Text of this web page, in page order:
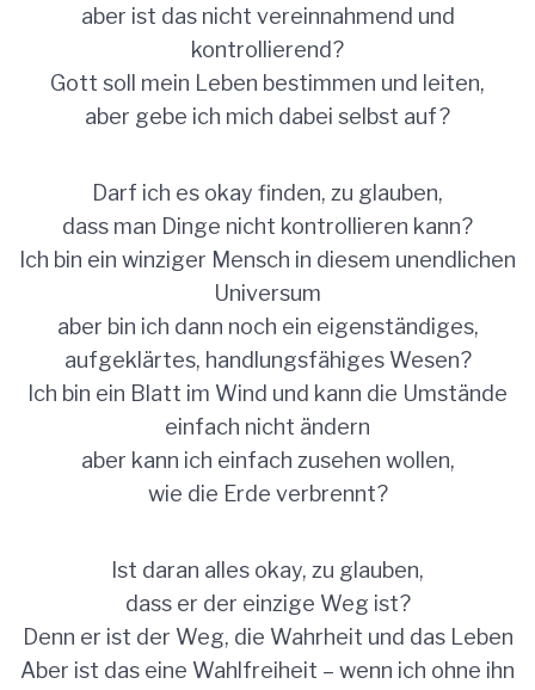
aber ist das nicht vereinnahmend und
kontrollierend?
Gott soll mein Leben bestimmen und leiten,
aber gebe ich mich dabei selbst auf?
Darf ich es okay finden, zu glauben,
dass man Dinge nicht kontrollieren kann?
Ich bin ein winziger Mensch in diesem unendlichen
Universum
aber bin ich dann noch ein eigenständiges,
aufgeklärtes, handlungsfähiges Wesen?
Ich bin ein Blatt im Wind und kann die Umstände
einfach nicht ändern
aber kann ich einfach zusehen wollen,
wie die Erde verbrennt?
Ist daran alles okay, zu glauben,
dass er der einzige Weg ist?
Denn er ist der Weg, die Wahrheit und das Leben
Aber ist das eine Wahlfreiheit – wenn ich ohne ihn